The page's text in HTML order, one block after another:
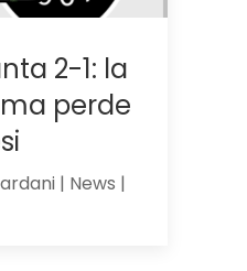
2-1: la
perde
| News |